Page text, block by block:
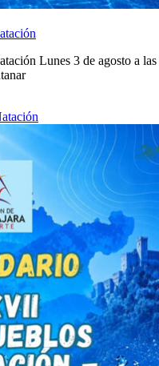
Lunes 3 de agosto a las